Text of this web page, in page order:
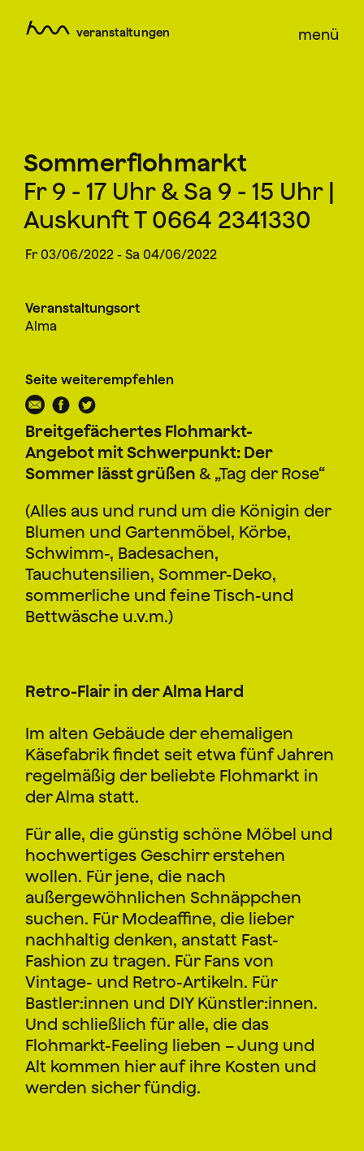
veranstaltungen menü
Sommerflohmarkt
Fr 9 - 17 Uhr & Sa 9 - 15 Uhr |
Auskunft T 0664 2341330
Fr 03/06/2022 - Sa 04/06/2022
Veranstaltungsort
Alma
Seite weiterempfehlen
Breitgefächertes Flohmarkt-
Angebot mitSchwerpunkt: Der
Sommer lässt grüßen & „Tag der Rose“
(Alles aus und rund um die Königin der
Blumen und Gartenmöbel, Körbe,
Schwimm-, Badesachen,
Tauchutensilien, Sommer-Deko,
sommerliche und feine Tisch-und
Bettwäsche u.v.m.)
Retro-Flair in der Alma Hard
Im alten Gebäude der ehemaligen
Käsefabrik findet seit etwa fünf Jahren
regelmäßig der beliebte Flohmarkt in
der Alma statt.
Für alle, die günstig schöne Möbel und
hochwertiges Geschirr erstehen
wollen. Für jene, die nach
außergewöhnlichen Schnäppchen
suchen. Für Modeaffine, die lieber
nachhaltig denken, anstatt Fast-
Fashion zu tragen. Für Fans von
Vintage- und Retro-Artikeln. Für
Bastler:innen und DIY Künstler:innen.
Und schließlich für alle, die das
Flohmarkt-Feeling lieben – Jung und
Alt kommen hier auf ihre Kosten und
werden sicher fündig.